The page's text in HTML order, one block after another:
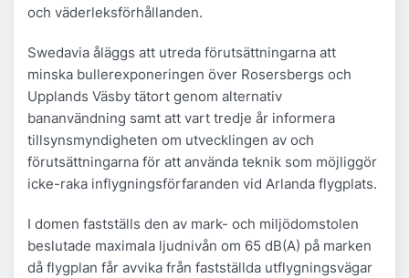
och väderleksförhållanden.
Swedavia åläggs att utreda förutsättningarna att
minska bullerexponeringen över Rosersbergs och
Upplands Väsby tätort genom alternativ
bananvändning samt att vart tredje år informera
tillsynsmyndigheten om utvecklingen av och
förutsättningarna för att använda teknik som möjliggör
icke-raka inflygningsförfaranden vid Arlanda flygplats.
I domen fastställs den av mark- och miljödomstolen
beslutade maximala ljudnivån om 65 dB(A) på marken
då flygplan får avvika från fastställda utflygningsvägar